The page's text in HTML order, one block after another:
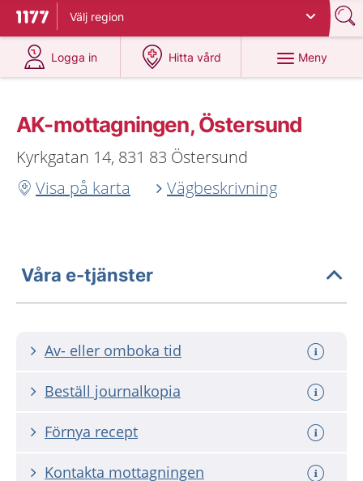
Till startsidan för 1177
Välj region
Logga in
på 1177.se
Hitta vård
på 1177.se
Meny
AK-mottagningen, Östersund
Kyrkgatan 14, 831 83 Östersund
Visa på karta
Vägbeskrivning
Våra e-tjänster
Av- eller omboka tid
Beställ journalkopia
Förnya recept
Kontakta mottagningen